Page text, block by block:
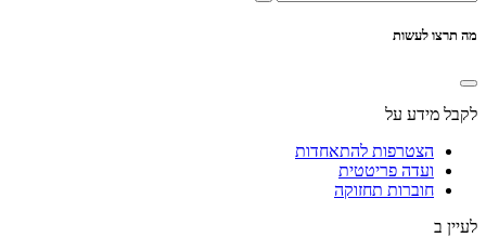
מה תרצו לעשות
לקבל מידע על
הצטרפות להתאחדות
ועדה פריטטית
חוברות תחזוקה
לעיין ב